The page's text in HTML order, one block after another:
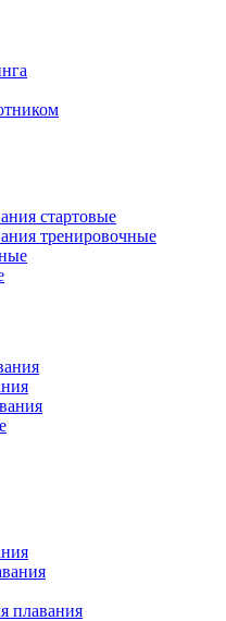
стартовые
тренировочные
плавания